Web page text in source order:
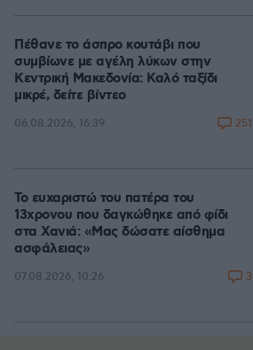
Πέθανε το άσπρο κουτάβι που
συμβίωνε με αγέλη λύκων στην
Κεντρική Μακεδονία: Καλό ταξίδι
μικρέ, δείτε βίντεο
06.08.2026, 16:39 251
Το ευχαριστώ του πατέρα του
13χρονου που δαγκώθηκε από φίδι
στα Χανιά: «Μας δώσατε αίσθημα
ασφάλειας»
07.08.2026, 10:26 3